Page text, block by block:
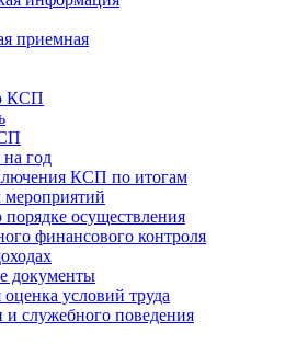
приемная
КСП
год
КСП по итогам
мероприятий
осуществления
финансового контроля
документы
условий труда
и служебного поведения